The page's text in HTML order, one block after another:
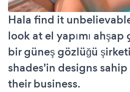
Hala find it
look at el yapımı
bir güneş gözlüğü
shades'in designs
their business.